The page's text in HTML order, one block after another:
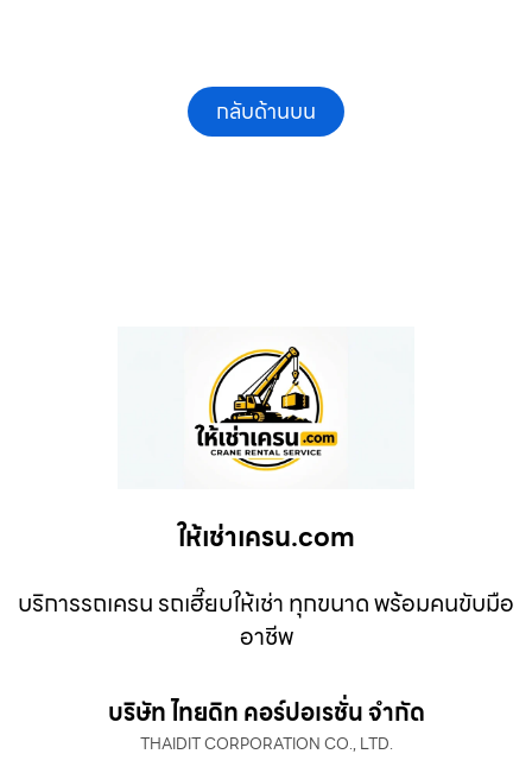
กลับด้านบน
ให้เช่าเครน.com
บริการรถเครน รถเฮี๊ยบให้เช่า ทุกขนาด พร้อมคนขับมือ
อาชีพ
บริษัท ไทยดิท คอร์ปอเรชั่น จำกัด
THAIDIT CORPORATION CO., LTD.